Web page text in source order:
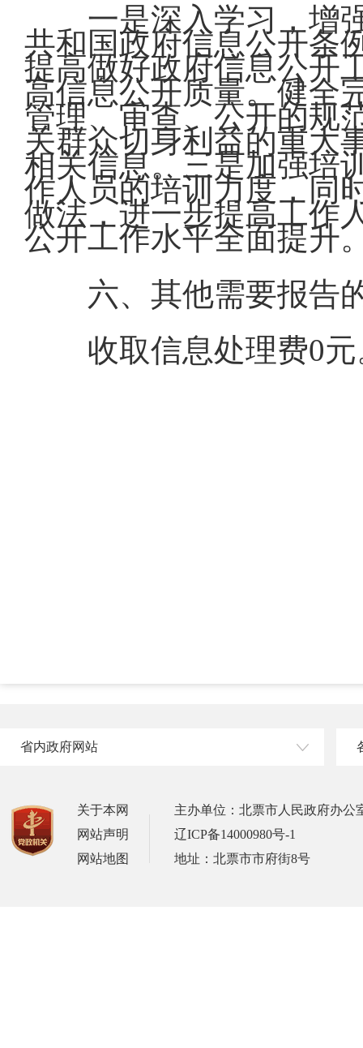
一是深入学习，增
共和国政府信息公开条
提高做好政府信息公开
高信息公开质量。健全
管理、审查、公开的规
关群众切身利益的重大
相关信息。三是加强培
作人员的培训力度，同
做法，进一步提高工作
公开工作水平全面提升
六、其他需要报告
收取信息处理费0
省内政府网站
关于本网
网站声明
网站地图
主办单位：北票市人民政府办公
辽ICP备14000980号-1
地址：北票市市府街8号